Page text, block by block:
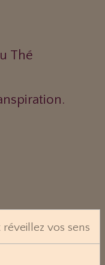
Thé
réveillez vos sens